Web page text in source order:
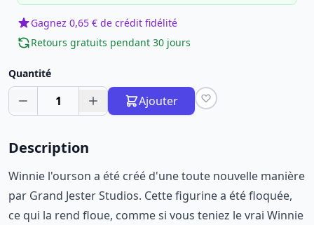
Gagnez 0,65 € de crédit fidélité
Retours gratuits pendant 30 jours
Quantité
1 Ajouter
Description
Winnie l'ourson a été créé d'une toute nouvelle manière
par Grand Jester Studios. Cette figurine a été floquée,
ce qui la rend floue, comme si vous teniez le vrai Winnie